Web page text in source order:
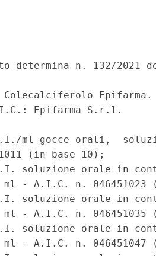
determina n. 132/2021
Colecalciferolo
Epifarma S.r.l.
ml gocce orali,
(in base 10);
soluzione orale in
- A.I.C. n.
soluzione orale in
- A.I.C. n.
soluzione orale in
- A.I.C. n.